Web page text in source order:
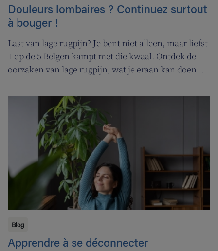
Douleurs lombaires ? Continuez surtout
à bouger !
Last van lage rugpijn? Je bent niet alleen, maar liefst
1 op de 5 Belgen kampt met die kwaal. Ontdek de
oorzaken van lage rugpijn, wat je eraan kan doen en
Blog
Apprendre à se déconnecter